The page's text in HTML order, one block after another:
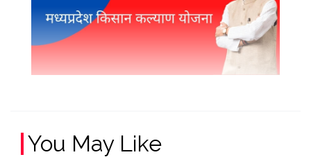
You May Like